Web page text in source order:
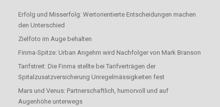
Erfolg und Misserfolg: Wertorientierte Entscheidungen machen
den Unterschied
Zielfoto im Auge behalten
Finma-Spitze: Urban Angehrn wird Nachfolger von Mark Branson
Tarifstreit: Die Finma stellte bei Tarifverträgen der
Spitalzusatzversicherung Unregelmässigkeiten fest
Mars und Venus: Partnerschaftlich, humorvoll und auf
Augenhöhe unterwegs